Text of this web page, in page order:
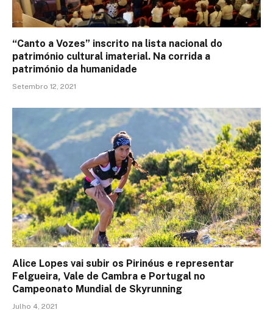
“Canto a Vozes” inscrito na lista nacional do
património cultural imaterial. Na corrida a
património da humanidade
Setembro 12, 2021
Alice Lopes vai subir os Pirinéus e representar
Felgueira, Vale de Cambra e Portugal no
Campeonato Mundial de Skyrunning
Julho 4, 2021